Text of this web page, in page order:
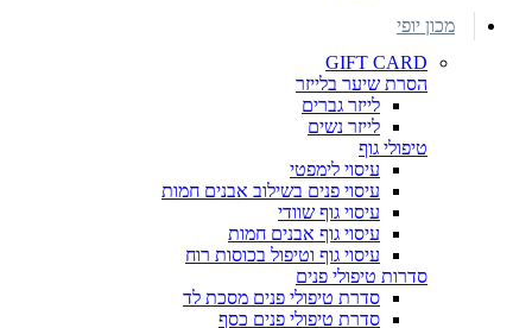
מכון יופי
GIFT CARD
הסרת שיער בלייזר
לייזר גברים
לייזר נשים
טיפולי גוף
עיסוי לימפטי
עיסוי פנים בשילוב אבנים חמות
עיסוי גוף שוודי
עיסוי גוף אבנים חמות
עיסוי גוף וטיפול בכוסות רוח
סדרות טיפולי פנים
סדרת טיפולי פנים מסכת לד
סדרת טיפולי פנים כסף